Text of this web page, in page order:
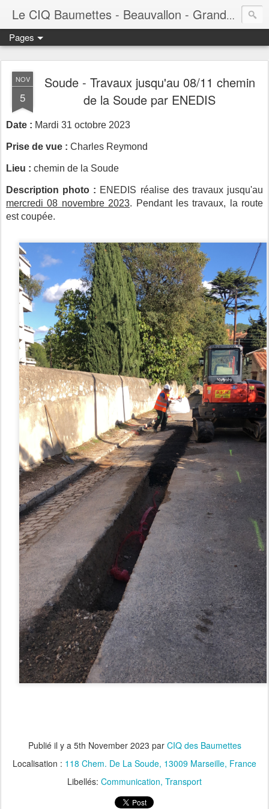
Le CIQ Baumettes - Beauvallon - Grandval - Seigneurie - Valmont - Vert-Plan
Pages
NOV
5
Soude - Travaux jusqu'au 08/11 chemin
de la Soude par ENEDIS
Date : Mardi 31 octobre 2023
Prise de vue : Charles Reymond
Lieu : chemin de la Soude
Description photo : ENEDIS réalise des travaux jusqu'au
mercredi 08 novembre 2023. Pendant les travaux, la route
est coupée.
Publié il y a 5th November 2023 par CIQ des Baumettes
Localisation : 118 Chem. De La Soude, 13009 Marseille, France
Libellés: Communication Transport